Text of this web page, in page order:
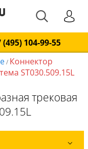
(495) 104-99-55
/ Коннектор
ST030.509.15L
трековая